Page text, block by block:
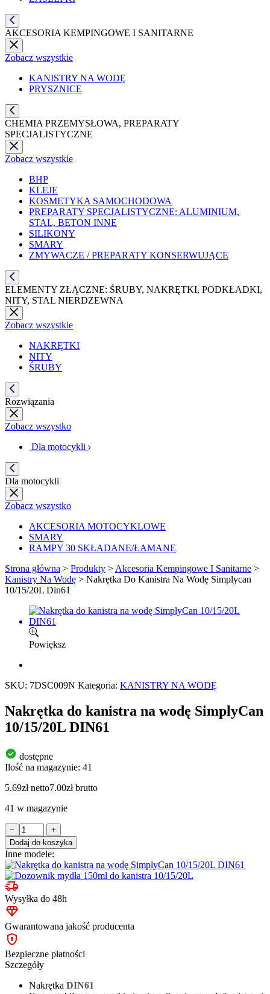
AKCESORIA KEMPINGOWE I SANITARNE
Zobacz wszystkie
KANISTRY NA WODĘ
PRYSZNICE
CHEMIA PRZEMYSŁOWA, PREPARATY
SPECJALISTYCZNE
Zobacz wszystkie
BHP
KLEJE
KOSMETYKA SAMOCHODOWA
PREPARATY SPECJALISTYCZNE: ALUMINIUM,
STAL, BETON INNE
SILIKONY
SMARY
ZMYWACZE / PREPARATY KONSERWUJĄCE
ELEMENTY ZŁĄCZNE: ŚRUBY, NAKRĘTKI, PODKŁADKI,
NITY, STAL NIERDZEWNA
Zobacz wszystkie
NAKRĘTKI
NITY
ŚRUBY
Rozwiązania
Zobacz wszystko
Dla motocykli
Dla motocykli
Zobacz wszystko
AKCESORIA MOTOCYKLOWE
SMARY
RAMPY 30 SKŁADANE/ŁAMANE
Strona główna > Produkty > Akcesoria Kempingowe I Sanitarne >
Kanistry Na Wodę > Nakrętka Do Kanistra Na Wodę Simplycan
10/15/20L Din61
Powiększ
SKU: 7DSC009N Kategoria: KANISTRY NA WODĘ
Nakrętka do kanistra na wodę SimplyCan
10/15/20L DIN61
dostępne
Ilość na magazynie: 41
5.69zł netto7.00zł brutto
41 w magazynie
ilość
Nakrętka
do
kanistra
na
wodę
SimplyCan
10/15/20L
DIN61
−
+
Dodaj do koszyka
Inne modele:
Wysyłka do 48h
Gwarantowana jakość producenta
Bezpieczne płatności
Szczegóły
Nakrętka DIN61